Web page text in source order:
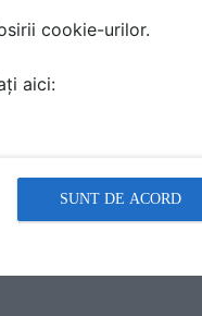
cookie-urilor.
aici:
SUNT DE ACORD